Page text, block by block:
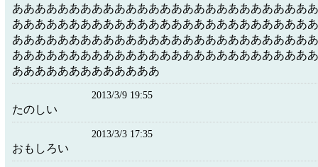
ああああああああああああああああああああああああああ
ああああああああああああああああああああああああああ
ああああああああああああああああああああああああああ
ああああああああああああああああああああああああああ
あああああああああああああ
2013/3/9 19:55
たのしい
2013/3/3 17:35
おもしろい